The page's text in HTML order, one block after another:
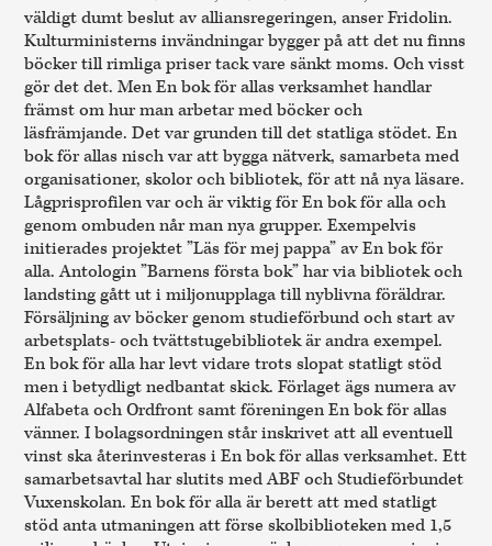
väldigt dumt beslut av alliansregeringen, anser Fridolin.
Kulturministerns invändningar bygger på att det nu finns
böcker till rimliga priser tack vare sänkt moms. Och visst
gör det det. Men En bok för allas verksamhet handlar
främst om hur man arbetar med böcker och
läsfrämjande. Det var grunden till det statliga stödet. En
bok för allas nisch var att bygga nätverk, samarbeta med
organisationer, skolor och bibliotek, för att nå nya läsare.
Lågprisprofilen var och är viktig för En bok för alla och
genom ombuden når man nya grupper. Exempelvis
initierades projektet ”Läs för mej pappa” av En bok för
alla. Antologin ”Barnens första bok” har via bibliotek och
landsting gått ut i miljonupplaga till nyblivna föräldrar.
Försäljning av böcker genom studieförbund och start av
arbetsplats- och tvättstugebibliotek är andra exempel.
En bok för alla har levt vidare trots slopat statligt stöd
men i betydligt nedbantat skick. Förlaget ägs numera av
Alfabeta och Ordfront samt föreningen En bok för allas
vänner. I bolagsordningen står inskrivet att all eventuell
vinst ska återinvesteras i En bok för allas verksamhet. Ett
samarbetsavtal har slutits med ABF och Studieförbundet
Vuxenskolan. En bok för alla är berett att med statligt
stöd anta utmaningen att förse skolbiblioteken med 1,5